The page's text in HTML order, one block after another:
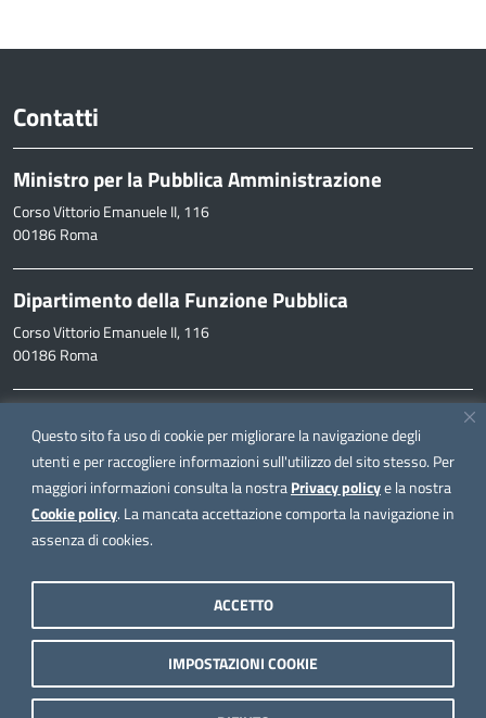
Questo sito fa uso di cookie per migliorare la navigazione degli
utenti e per raccogliere informazioni sull'utilizzo del sito stesso. Per
maggiori informazioni consulta la nostraPrivacy policye la nostra
Cookie policy. La mancata accettazione comporta la navigazione in
assenza di cookies.
IMPOSTAZIONI COOKIE
ACCETTO
Contatti
Ministro per la Pubblica Amministrazione
Corso Vittorio Emanuele II, 116
00186 Roma
Dipartimento della Funzione Pubblica
Corso Vittorio Emanuele II, 116
00186 Roma
inpa@funzionepubblica.it
FAQ
FAQ – Domande e risposte
Seguici su
Note legali